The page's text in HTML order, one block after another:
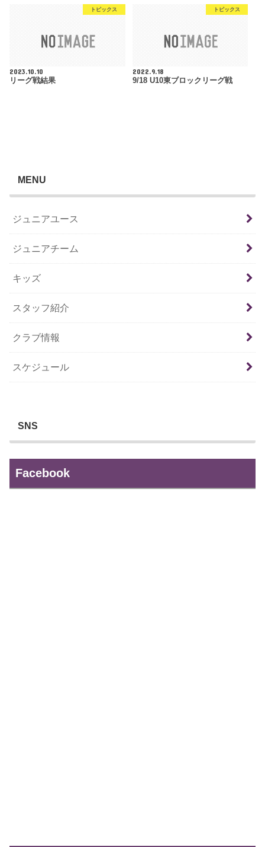
トピックス
2023.10.10
リーグ戦結果
トピックス
2022.9.18
9/18 U10東ブロックリーグ戦
MENU
ジュニアユース
ジュニアチーム
キッズ
スタッフ紹介
クラブ情報
スケジュール
SNS
Facebook